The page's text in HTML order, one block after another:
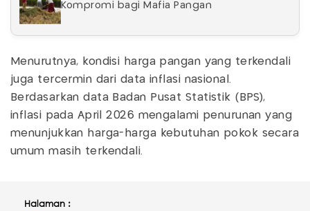
Kompromi bagi Mafia Pangan
Menurutnya, kondisi harga pangan yang terkendali
juga tercermin dari data inflasi nasional.
Berdasarkan data Badan Pusat Statistik (BPS),
inflasi pada April 2026 mengalami penurunan yang
menunjukkan harga-harga kebutuhan pokok secara
umum masih terkendali.
Halaman :